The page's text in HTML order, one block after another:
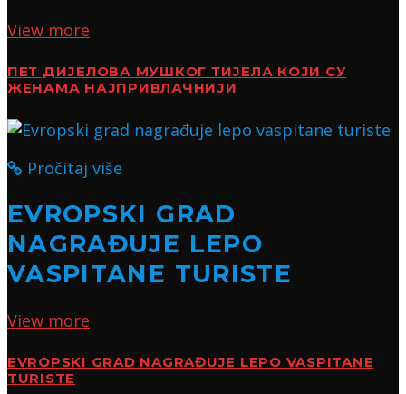
View more
ПЕТ ДИЈЕЛОВА МУШКОГ ТИЈЕЛА КОЈИ СУ
ЖЕНАМА НАЈПРИВЛАЧНИЈИ
Pročitaj više
EVROPSKI GRAD
NAGRAĐUJE LEPO
VASPITANE TURISTE
View more
EVROPSKI GRAD NAGRAĐUJE LEPO VASPITANE
TURISTE